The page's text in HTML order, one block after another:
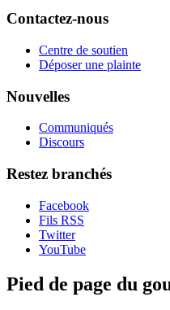
Contactez-nous
Centre de soutien
Déposer une plainte
Nouvelles
Communiqués
Discours
Restez branchés
Facebook
Fils RSS
Twitter
YouTube
Pied de page du